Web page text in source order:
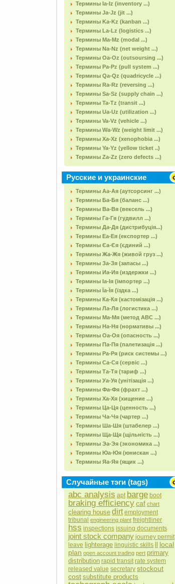
Термины Ia-Iz (inventory ...)
Термины Ja-Jz (jit ...)
Термины Ka-Kz (kanban ...)
Термины La-Lz (logistics ...)
Термины Ma-Mz (modal ...)
Термины Na-Nz (net weight ...)
Термины Oa-Oz (outsoursing ...)
Термины Pa-Pz (pull system ...)
Термины Qa-Qz (quadricycle ...)
Термины Ra-Rz (reversing ...)
Термины Sa-Sz (supply chain ...)
Термины Ta-Tz (transit ...)
Термины Ua-Uz (utilization ...)
Термины Va-Vz (vehicle ...)
Термины Wa-Wz (weight limit ...)
Термины Xa-Xz (xenophobia ...)
Термины Ya-Yz (yellow ticket ..)
Термины Za-Zz (zero defects ...)
Русские и украинские
Термины Аа-Ая (аутсорсинг ...)
Термины Ба-Бя (баланс ...)
Термины Ва-Вя (вексель ...)
Термины Га-Гя (гудвилл ...)
Термины Да-Дя (дистрибуція...)
Термины Еа-Ея (експортер ...)
Термины Єа-Єя (єдиний ...)
Термины Жа-Жя (живой груз ...)
Термины За-Зя (запасы ...)
Термины Иа-Ия (издержки ...)
Термины Іа-Ія (імпортер ...)
Термины Їа-Їя (їздка ...)
Термины Ка-Кя (кастомізація ...)
Термины Ла-Ля (логистика ...)
Термины Ма-Мя (метод АВС ...)
Термины На-Ня (нормативы ...)
Термины Оа-Оя (опасность ...)
Термины Па-Пя (палетизація ...)
Термины Ра-Ря (риск системы ...)
Термины Са-Ся (сервіс ...)
Термины Та-Тя (тариф ...)
Термины Уа-Уя (унітізація ...)
Термины Фа-Фя (фрахт ...)
Термины Ха-Хя (хищение ...)
Термины Ца-Ця (ценность ...)
Термины Ча-Чя (чартер ...)
Термины Ша-Шя (штабелер ...)
Термины Ща-Щя (щільність ...)
Термины Эа-Эя (экономика ...)
Термины Юа-Юя (юнискан ...)
Термины Яа-Яя (ящик ...)
Случайные тэги (tags)
abc analysis apt barge boot
braking efficiencycaf chart
clearing house dirt employment
tribunal engineering plant freightliner
hss inspections issuing documents
joint stock company journey permit
leave lighterage linguistic skills
local
plan open account trading pert primary
distribution rapid transit rate system
released value secretary stockout
cost substitute products